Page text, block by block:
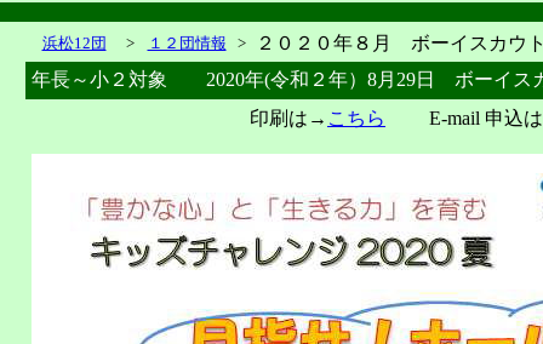
浜松12団 > １２団情報 >
２０２０年８月 ボーイスカウ
年長～小２対象 2020年(令和２年）8月29日 ボーイス
印刷は→ こちら E-mail 申込